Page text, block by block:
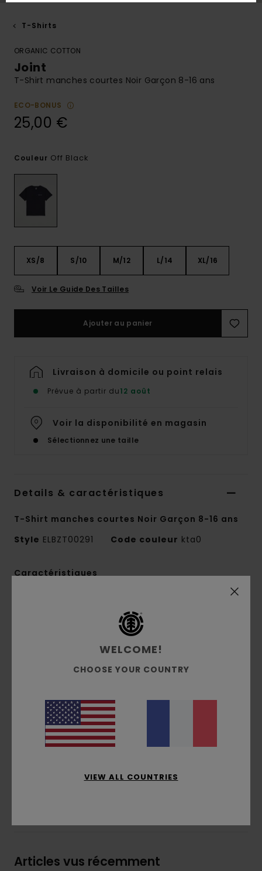
T-Shirts
ORGANIC COTTON
Joint
T-Shirt manches courtes Noir Garçon 8-16 ans
ECO-BONUS
25,00 €
Couleur Off Black
XS/8 S/10 M/12 L/14 XL/16
Voir Le Guide Des Tailles
Ajouter au panier
Livraison à domicile ou point relais
Prévue à partir du12 août
Voir la disponibilité en magasin
Sélectionnez une taille
Details & caractéristiques
T-Shirt manches courtes Noir Garçon 8-16 ans
Style ELBZT00291 Code couleur kta0
Caractéristiques
latérale
Composition[Matière principale] 100% coton
biologique
Articles vus récemment
WELCOME!
CHOOSE YOUR COUNTRY
VIEW ALL COUNTRIES